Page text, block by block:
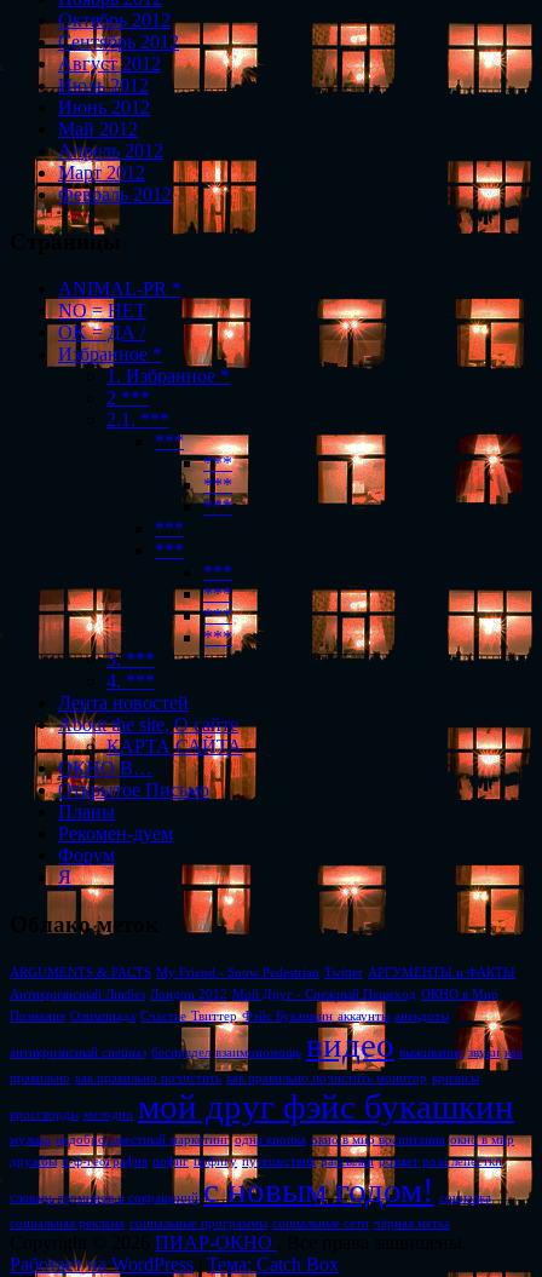
Октябрь 2012
Сентябрь 2012
Август 2012
Июль 2012
Июнь 2012
Май 2012
Апрель 2012
Март 2012
Февраль 2012
Страницы
ANIMAL-PR *
NO = НЕТ
OK = ДА /
Избранное *
1. Избранное *
2 ***
2.1. ***
***
***
***
***
***
***
***
***
***
***
3. ***
4. ***
Лента новостей
About the site, О сайте
КАРТА САЙТА
ОКНО В…
Открытое Письмо
Планы
Рекомен-дуем
Форум
Я
Облако меток
ARGUMENTS & FACTS My Friend - Snow Pedestrian Twitter АРГУМЕНТЫ и ФАКТЫ
Антикризисный Ликбез Лондон 2012 Мой Друг - Снежный Пешеход ОКНО в Мир
Познания Олимпиада Счастье Твиттер Фэйс Букашкин аккаунты анекдоты
антикризисный спецназ беспредел взаимопомощь видео выживание звуки как
правильно как правильно почистить как правильно почистить монитор кризисы
кроссворды мелодии мой друг фэйс букашкин
музыка недобросовестный маркетинг одна кнопка окно в мир воспитания окно в мир
дружбы п-ф-география пофиг пофигу путешествия рассылки роняет роза лепестки
словарь терминов и сокращений с новым годом!
социалка
социальная реклама социальные программы социальные сети чёрная метка
ПИАР-ОКНО
Работает на WordPress
Тема: Catch Box